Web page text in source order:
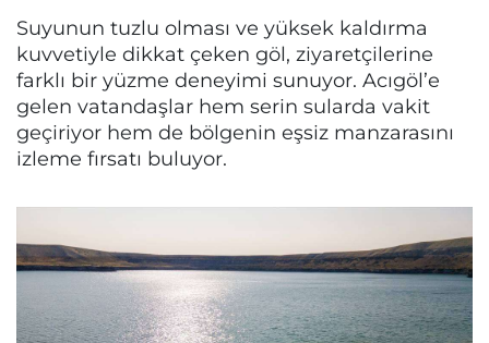
Suyunun tuzlu olması ve yüksek kaldırma
kuvvetiyle dikkat çeken göl, ziyaretçilerine
farklı bir yüzme deneyimi sunuyor. Acıgöl’e
gelen vatandaşlar hem serin sularda vakit
geçiriyor hem de bölgenin eşsiz manzarasını
izleme fırsatı buluyor.